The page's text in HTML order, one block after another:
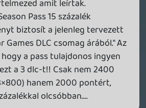
mert a limited nem ezt
hanem a "War Games
amivel INGYEN lehet
DLC-t!
Kifizetsz valamennyi
majd ne 800/1200-ért
pontért töltsd majd le.
a helyébe!